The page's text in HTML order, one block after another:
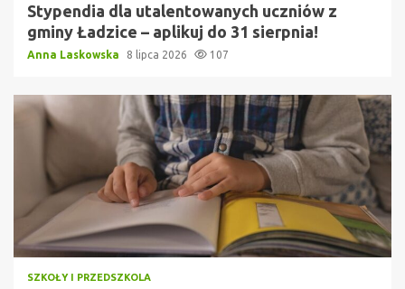
Stypendia dla utalentowanych uczniów z
gminy Ładzice – aplikuj do 31 sierpnia!
Anna Laskowska 8 lipca 2026 107
SZKOŁY I PRZEDSZKOLA